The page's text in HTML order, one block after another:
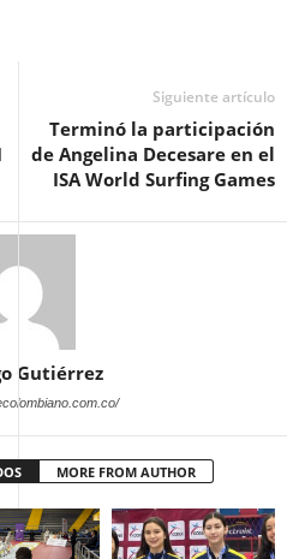
Siguiente artículo
Terminó la participación
de Angelina Decesare en el
ISA World Surfing Games
Gutiérrez
MORE FROM AUTHOR